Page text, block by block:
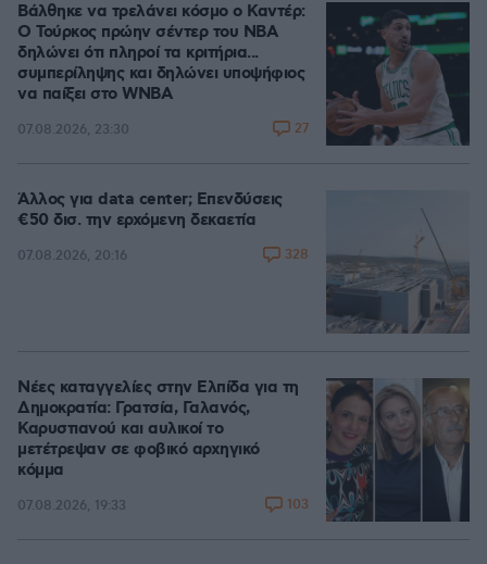
Βάλθηκε να τρελάνει κόσμο ο Καντέρ:
Ο Τούρκος πρώην σέντερ του NBA
δηλώνει ότι πληροί τα κριτήρια...
συμπερίληψης και δηλώνει υποψήφιος
να παίξει στο WNBA
07.08.2026, 23:30 27
Άλλος για data center; Επενδύσεις
€50 δισ. την ερχόμενη δεκαετία
07.08.2026, 20:16 328
Νέες καταγγελίες στην Ελπίδα για τη
Δημοκρατία: Γρατσία, Γαλανός,
Καρυστιανού και αυλικοί το
μετέτρεψαν σε φοβικό αρχηγικό
κόμμα
07.08.2026, 19:33 103